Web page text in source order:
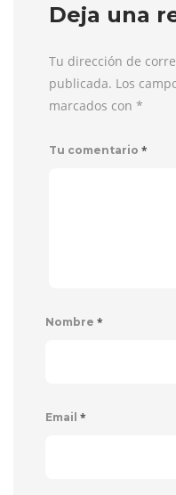
Deja una
Tu dirección de
publicada. Los
marcados con *
Tu comentario *
Nombre *
Email *